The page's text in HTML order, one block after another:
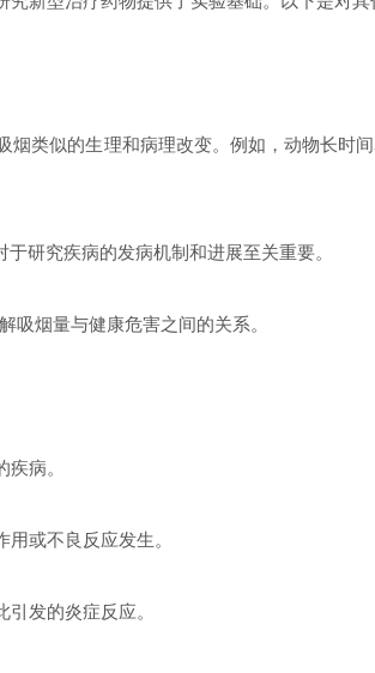
类似的生理和病理改变。例如，动物长时
研究疾病的发病机制和进展至关重要。
烟量与健康危害之间的关系。
病。
或不良反应发生。
发的炎症反应。